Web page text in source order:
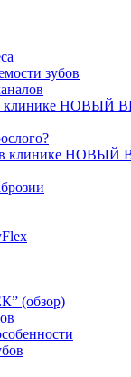
зубов
в клинике НОВЫЙ
в клинике НОВЫЙ
(обзор)